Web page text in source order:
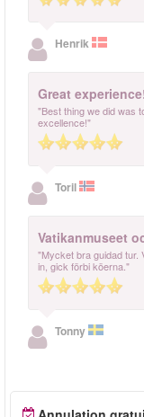
Henrik
Great
"Best thing we did was
excellence!"
Toril
Vatikanmuseet
"Mycket bra guidad tur.
in, gick förbi köerna."
Tonny